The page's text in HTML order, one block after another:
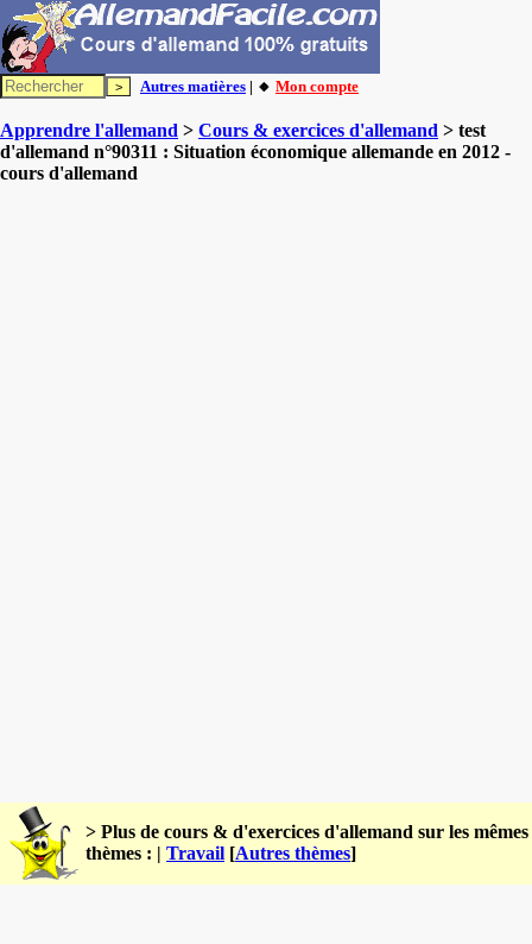
Autres matières | 🔸 Mon compte
Apprendre l'allemand > Cours & exercices d'allemand > test
d'allemand n°90311 : Situation économique allemande en 2012 -
cours d'allemand
> Plus de cours & d'exercices d'allemand sur les mêmes
thèmes : | Travail [Autres thèmes]